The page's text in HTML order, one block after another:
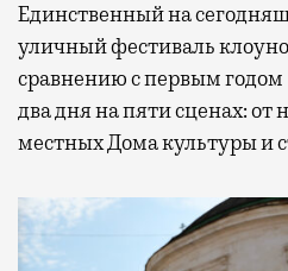
Единственный на
уличный фестиваль
сравнению с первым
два дня на пяти сценах: от
местных Дома культуры и